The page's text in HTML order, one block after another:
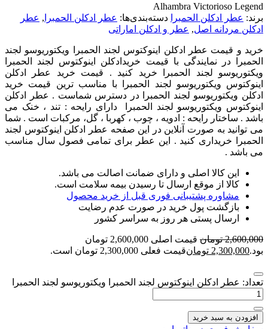
Alhambra Victorioso Legend
برند: عطر ادکلن الحمبرا دسته‌بندی‌ها: عطر ادکلن الحمبرا , عطر
ادکلن مردانه اصل, عطر و ادکلن اماراتی
خرید و قیمت عطر ادکلن اینوکتوس لجند الحمبرا ویکتوریوسو لجند
الحمبرا در نمایندگی با قیمت خریدادکلن اینوکتوس لجند الحمبرا
ویکتوریوسو لجند الحمبرا خرید کنید . قیمت خرید عطر ادکلن
اینوکتوس ویکتوریوسو لجند الحمبرا با مناسب ترین قیمت خرید
ادکلن ویکتوریوسو لجند الحمبرا در دسترس شماست . عطر ادکلن
اینوکتوس ویکتوریوسو لجند الحمبرا دارای رایحه : تند ، خنک می
باشد . ساختار رایحه : ادویه ، چوب ، کهربا ، گل، مرکبات است . شما
می توانید به صورت آنلاین در این صفحه عطر ادکلن اینوکتوس لجند
الحمبرا خریداری کنید . این عطر برای تمامی فصول سال مناسب
می باشد .
این کالا اصلی و دارای ضمانت اصالت می باشد.
کالا از موقع ارسال تا رسیدن بیمه سلامت است.
مشاوره پشتیبانی فوری قبل از خرید محصول
بازگشت پول خرید در صورت عدم رضایت
ارسال پستی هر روز به سراسر کشور
2,600,000 تومان
قیمت اصلی 2,600,000 تومان
بود.2,300,000 تومانقیمت فعلی 2,300,000 تومان است.
تعداد: عطر ادکلن اینوکتوس لجند الحمبرا ویکتوریوسو لجند الحمبرا
افزودن به سبد خرید